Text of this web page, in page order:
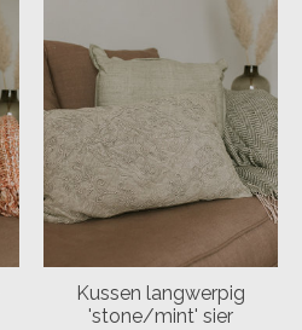
Kussen langwerpig
'stone/mint' sier